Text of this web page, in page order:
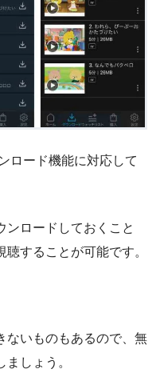
ロード機能に対応して
ンロードしておくこと
することが可能です。
ないものもあるので、無
しょう。